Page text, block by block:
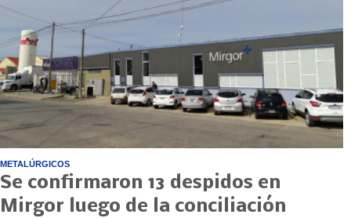
METALÚRGICOS
Se confirmaron 13 despidos en
Mirgor luego de la conciliación